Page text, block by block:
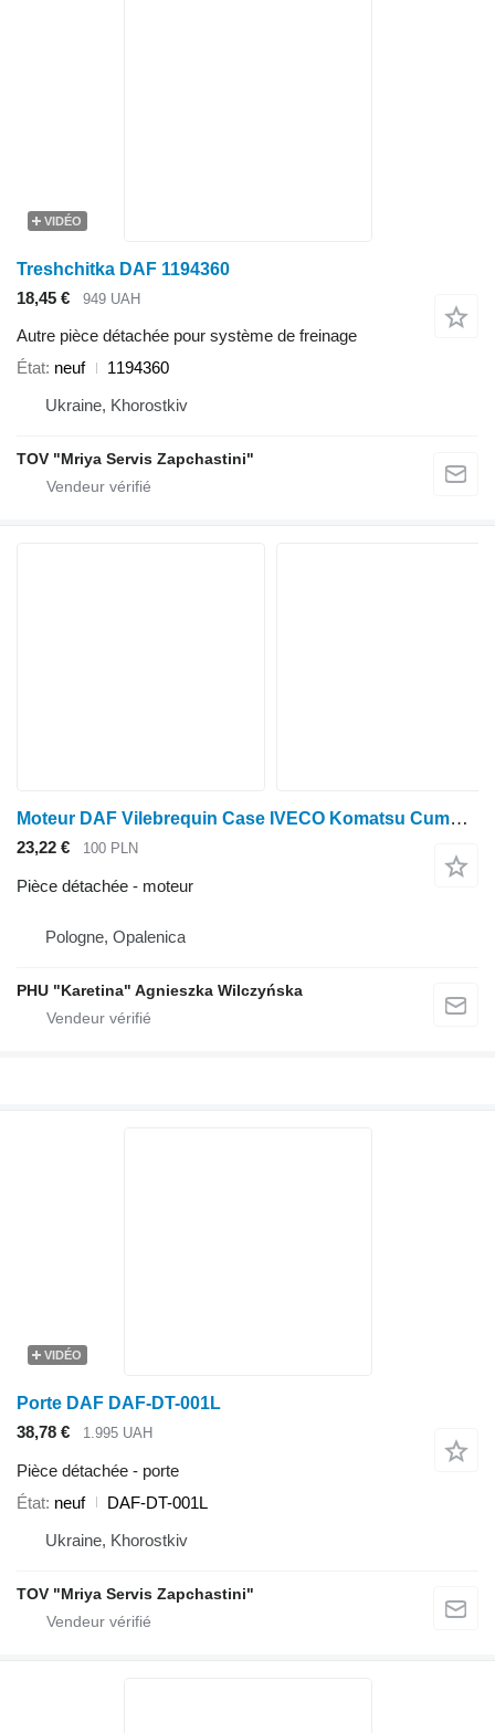
VIDÉO
Treshchitka DAF 1194360
18,45 €
949 UAH
Autre pièce détachée pour système de freinage
État neuf
1194360
Ukraine, Khorostkiv
TOV "Mriya Servis Zapchastini"
Moteur DAF Vilebrequin Case IVECO Komatsu Cummins 4BT 3929036 pour Case IH
23,22 € 100 PLN
Pièce détachée - moteur
Pologne, Opalenica
PHU "Karetina" Agnieszka Wilczyńska
VIDÉO
Porte DAF DAF-DT-001L
38,78 €
1.995 UAH
Pièce détachée - porte
État neuf
DAF-DT-001L
Ukraine, Khorostkiv
TOV "Mriya Servis Zapchastini"